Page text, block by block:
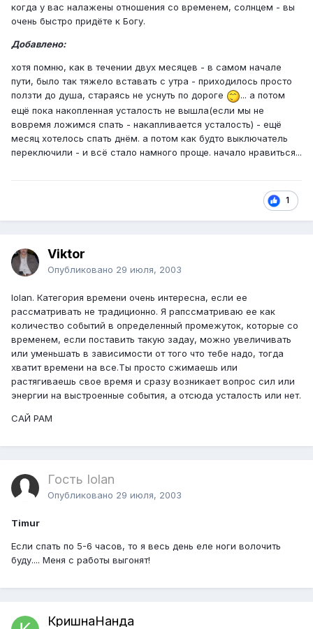
когда у вас налажены отношения со временем, солнцем - вы
очень быстро придёте к Богу.
Добавлено:
хотя помню, как в течении двух месяцев - в самом начале
пути, было так тяжело вставать с утра - приходилось просто
ползти до душа, стараясь не уснуть по дороге
... а потом
ещё пока накопленная усталость не вышла(если мы не
вовремя ложимся спать - накапливается усталость) - ещё
месяц хотелось спать днём. а потом как будто выключатель
переключили - и всё стало намного проще. начало нравиться...
1
Viktor
Опубликовано 29 июля, 2003
Iolan. Категория времени очень интересна, если ее
рассматривать не традиционно. Я рапссматриваю ее как
количество событий в определенный промежуток, которые со
временем, если поставить такую задау, можно увеличивать
или уменьшать в зависимости от того что тебе надо, тогда
хватит времени на все.Ты просто сжимаешь или
растягиваешь свое время и сразу возникает вопрос сил или
энергии на выстроенные события, а отсюда усталость или нет.
САЙ РАМ
Гость Iolan
Опубликовано 29 июля, 2003
Timur
Если спать по 5-6 часов, то я весь день еле ноги волочить
буду.... Меня с работы выгонят!
КришнаНанда